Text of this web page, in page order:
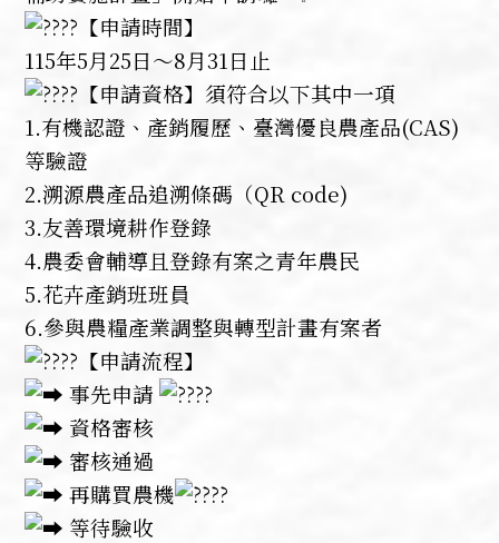
【申請時間】
115年5月25日～8月31日止
【申請資格】須符合以下其中一項
1.有機認證、產銷履歷、臺灣優良農產品(CAS)
等驗證
2.溯源農產品追溯條碼（QR code)
3.友善環境耕作登錄
4.農委會輔導且登錄有案之青年農民
5.花卉產銷班班員
6.參與農糧產業調整與轉型計畫有案者
【申請流程】
事先申請
資格審核
審核通過
再購買農機
等待驗收